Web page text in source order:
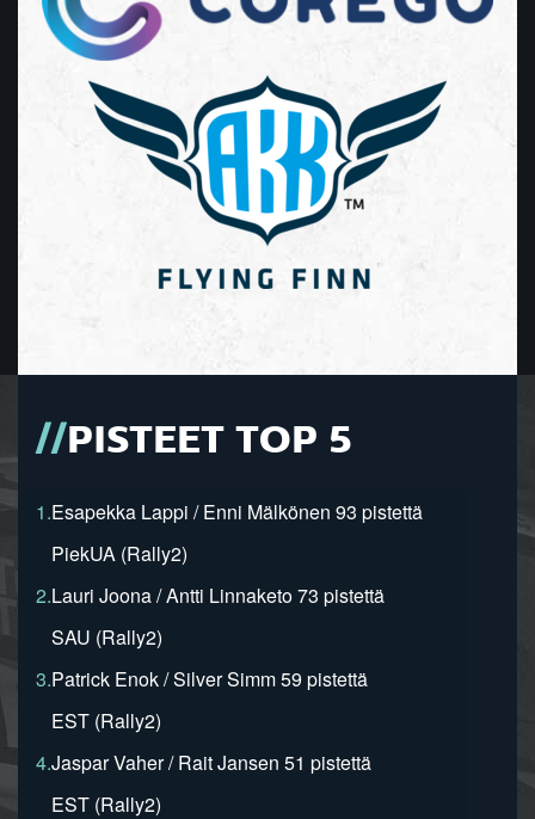
PISTEET TOP 5
1.Esapekka Lappi / Enni Mälkönen 93 pistettä
PiekUA (Rally2)
2.Lauri Joona / Antti Linnaketo 73 pistettä
SAU (Rally2)
3.Patrick Enok / Silver Simm 59 pistettä
EST (Rally2)
4.Jaspar Vaher / Rait Jansen 51 pistettä
EST (Rally2)